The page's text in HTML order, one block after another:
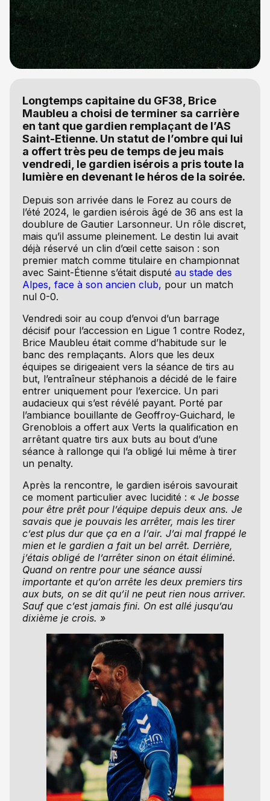
Longtemps capitaine du GF38, Brice
Maubleu a choisi de terminer sa carrière
en tant que gardien remplaçant de l’AS
Saint-Etienne. Un statut de l’ombre qui lui
a offert très peu de temps de jeu mais
vendredi, le gardien isérois a pris toute la
lumière en devenant le héros de la soirée.
Depuis son arrivée dans le Forez au cours de
l’été 2024, le gardien isérois âgé de 36 ans est la
doublure de Gautier Larsonneur. Un rôle discret,
mais qu’il assume pleinement. Le destin lui avait
déjà réservé un clin d’œil cette saison : son
premier match comme titulaire en championnat
avec Saint-Étienne s’était disputé au stade des
Alpes, face à son ancien club, pour un match
nul 0-0.
Vendredi soir au coup d’envoi d’un barrage
décisif pour l’accession en Ligue 1 contre Rodez,
Brice Maubleu était comme d’habitude sur le
banc des remplaçants. Alors que les deux
équipes se dirigeaient vers la séance de tirs au
but, l’entraîneur stéphanois a décidé de le faire
entrer uniquement pour l’exercice. Un pari
audacieux qui s’est révélé payant. Porté par
l’ambiance bouillante de Geoffroy-Guichard, le
Grenoblois a offert aux Verts la qualification en
arrêtant quatre tirs aux buts au bout d’une
séance à rallonge qui l’a obligé lui même à tirer
un penalty.
Après la rencontre, le gardien isérois savourait
ce moment particulier avec lucidité : « Je bosse
pour être prêt pour l’équipe depuis deux ans. Je
savais que je pouvais les arrêter, mais les tirer
c’est plus dur que ça en a l’air. J’ai mal frappé le
mien et le gardien a fait un bel arrêt. Derrière,
j’étais obligé de l’arrêter sinon on était éliminé.
Quand on rentre pour une séance aussi
importante et qu’on arrête les deux premiers tirs
aux buts, on se dit qu’il ne peut rien nous arriver.
Sauf que c’est jamais fini. On est allé jusqu’au
dixième je crois. »